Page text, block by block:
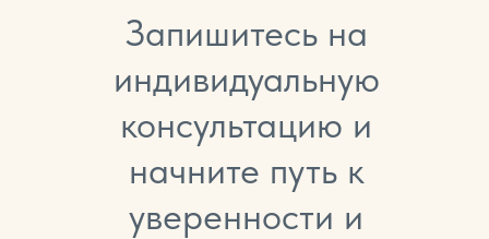
Запишитесь на
индивидуальную
консультацию и
начните путь к
уверенности и